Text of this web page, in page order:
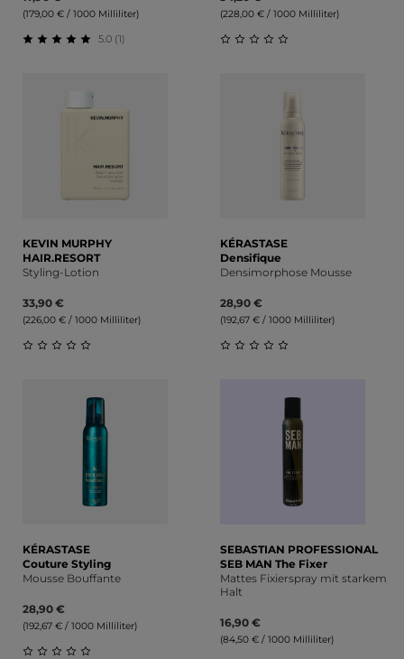
(179,00 € / 1000 Milliliter)
5.0 (1)
(228,00 € / 1000 Milliliter)
KEVIN MURPHY
HAIR.RESORT
Styling-Lotion
33,90 €
(226,00 € / 1000 Milliliter)
KÉRASTASE
Densifique
Densimorphose Mousse
28,90 €
(192,67 € / 1000 Milliliter)
KÉRASTASE
Couture Styling
Mousse Bouffante
28,90 €
(192,67 € / 1000 Milliliter)
SEBASTIAN PROFESSIONAL
SEB MAN The Fixer
Mattes Fixierspray mit starkem
Halt
16,90 €
(84,50 € / 1000 Milliliter)